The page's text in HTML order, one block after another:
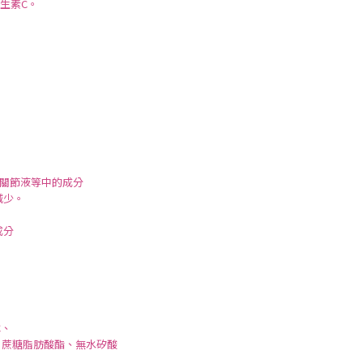
素C。
節液等中的成分
。
分
糖脂肪酸酯、無水矽酸